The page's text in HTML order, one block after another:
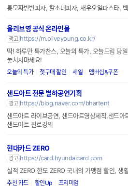
통모짜반반피자, 칼초네피자, 새우오일파스타,
올리브영 공식 온라인몰
광고 https://m.oliveyoung.co.kr/
딱! 하루만 특가찬스, 오늘의 특가, 오늘드림 당
놓치지마세요!
오늘의 특가 첫구매 할인 세일 멤버십&쿠폰
샌드아트 전문 별하공연기획
광고 https://blog.naver.com/bhartent
샌드아트 라이브공연, 샌드아트영상제작,샌드아
샌드아트 진로강의
현대카드 ZERO
광고 https://card.hyundaicard.com
실적 ZERO 한도 ZERO 국내외 가맹점 할인, 생
추천 카드 할인Up 프리미엄